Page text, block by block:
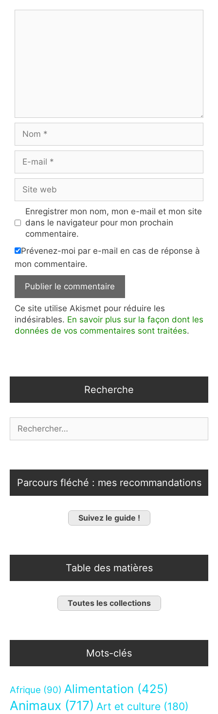
mail
web
Enregistrer mon nom, mon e-mail et mon site
dans le navigateur pour mon prochain
commentaire.
Prévenez-moi par e-mail en cas de réponse à
mon commentaire.
Ce site utilise Akismet pour réduire les
indésirables. En savoir plus sur la façon dont les
données de vos commentaires sont traitées.
Recherche
Parcours fléché : mes recommandations
Suivez le guide !
Table des matières
Toutes les collections
Mots-clés
Afrique (90) Alimentation (425)
Animaux (717) Art et culture (180)